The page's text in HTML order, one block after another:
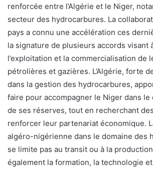
renforcée entre l’Algérie et le Niger,
secteur des hydrocarbures. La
pays a connu une accélération ces
la signature de plusieurs accords visant
l’exploitation et la commercialisation de
pétrolières et gazières. L’Algérie, forte
dans la gestion des hydrocarbures,
faire pour accompagner le Niger dans
de ses réserves, tout en recherchant
renforcer leur partenariat économique.
algéro-nigérienne dans le domaine des
se limite pas au transit ou à la
également la formation, la technologie